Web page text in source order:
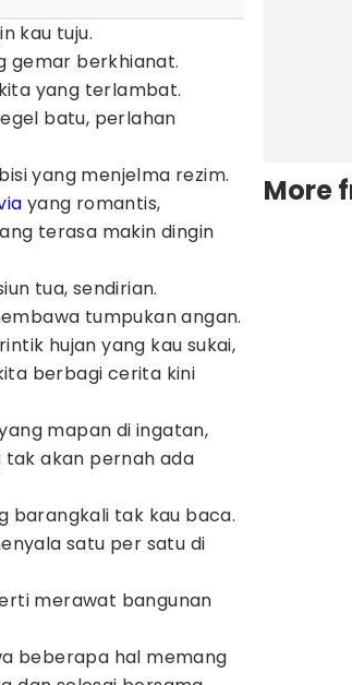
kau tuju.
gemar berkhianat.
yang terlambat.
batu, perlahan
yang menjelma rezim.
yang romantis,
terasa makin dingin
tua, sendirian.
tumpukan angan.
hujan yang kau sukai,
berbagi cerita kini
mapan di ingatan,
akan pernah ada
barangkali tak kau baca.
satu per satu di
merawat bangunan
beberapa hal memang
More